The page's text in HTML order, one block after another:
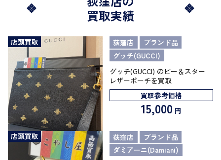
買取実績
店頭買取 荻窪店
ブランド品
グッチ(GUCCI)
グッチ(GUCCI) のビー＆スター
レザーポーチを買取
買取参考価格
15,000 円
店頭買取 荻窪店
ブランド品
ダミアーニ(Damiani)